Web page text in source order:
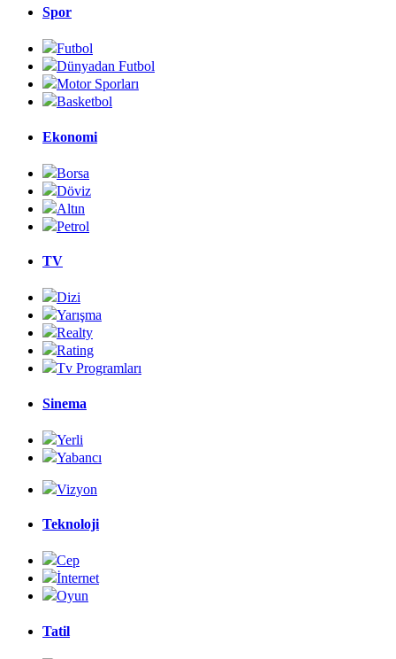
Spor
Futbol
Dünyadan Futbol
Motor Sporları
Basketbol
Ekonomi
Borsa
Döviz
Altın
Petrol
TV
Dizi
Yarışma
Realty
Rating
Tv Programları
Sinema
Yerli
Yabancı
Vizyon
Teknoloji
Cep
İnternet
Oyun
Tatil